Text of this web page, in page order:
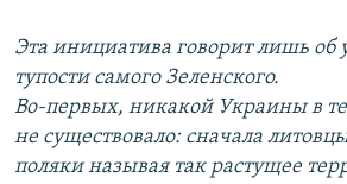
Эта инициатива говорит лишь об
тупости самого Зеленского.
Во-первых, никакой Украины в
не существовало: сначала
поляки называя так растущее